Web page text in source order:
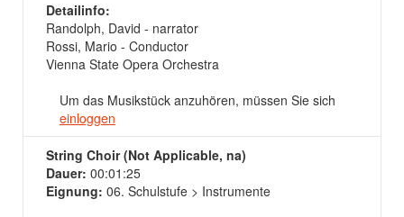
Detailinfo:
Randolph, David - narrator
Rossi, Mario - Conductor
Vienna State Opera Orchestra
Um das Musikstück anzuhören, müssen Sie sich
einloggen
String Choir (Not Applicable, na)
Dauer: 00:01:25
Eignung: 06. Schulstufe > Instrumente